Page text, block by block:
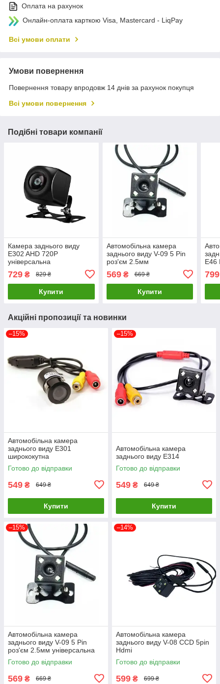
Оплата на рахунок
Онлайн-оплата карткою Visa, Mastercard - LiqPay
Всі умови оплати
Умови повернення
Повернення товару впродовж 14 днів за рахунок покупця
Всі умови повернення
Подібні товари компанії
Камера заднього виду
E302 AHD 720P
універсальна
729 ₴ 829 ₴
Купити
Автомобільна камера
заднього виду V-09 5 Pin
роз'єм 2.5мм
569₴ 669 ₴
Купити
E46
799
Акційні пропозиції та новинки
–15%
Автомобільна камера
заднього виду E301
ширококутна
Готово до відправки
549 ₴ 649 ₴
Купити
–15%
Автомобільна камера
заднього виду E314
Готово до відправки
549 ₴ 649 ₴
Купити
–15%
Автомобільна камера
заднього виду V-09 5 Pin
роз'єм 2.5мм універсальна
Готово до відправки
569 ₴ 669 ₴
–14%
Автомобільна камера
заднього виду V-08 CCD 5pin
Hdmi
Готово до відправки
599 ₴ 699 ₴